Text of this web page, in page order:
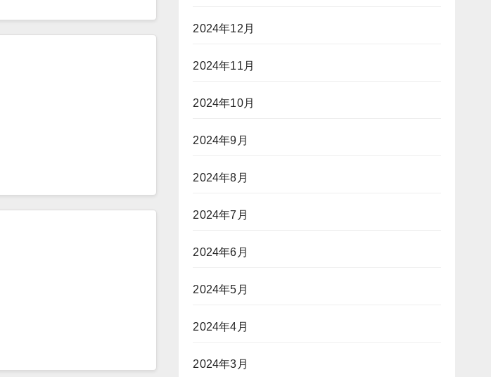
2024年12月
2024年11月
2024年10月
2024年9月
2024年8月
2024年7月
2024年6月
2024年5月
2024年4月
2024年3月